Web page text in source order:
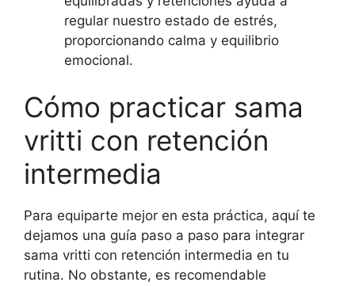
regular nuestro estado de estrés,
proporcionando calma y equilibrio
emocional.
Cómo practicar sama
vritti con retención
intermedia
Para equiparte mejor en esta práctica, aquí te
dejamos una guía paso a paso para integrar
sama vritti con retención intermedia en tu
rutina. No obstante, es recomendable